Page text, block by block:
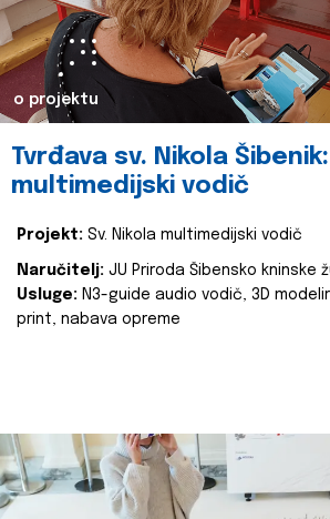
o projektu
Tvrđava sv. Nikola Šibenik:
multimedijski vodič
Projekt: Sv. Nikola multimedijski vodič
Naručitelj: JU Priroda Šibensko kninske
Usluge: N3-guide audio vodič, 3D
print, nabava opreme